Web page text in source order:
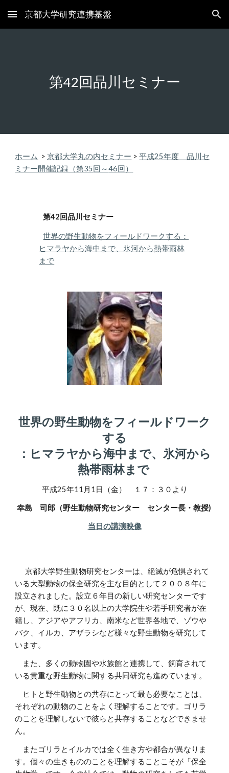
Skip to main content Skip to navigation
京都大学研究連携基盤
第42回品川セミナー
ホーム >京都大学丸の内セミナー >平成25年度 品川セ
ミナー開催記録（第35回～46回）
第42 回品川セミナー
世界の野生動物をフィールドワークする ：
ヒマラヤから海中まで、氷河から熱帯雨林
まで
世界の野生動物をフィールドワーク
する
：ヒマラヤから海中まで、氷河から
熱帯雨林まで
平成25年11 月 1 日（金） １７：３０より
幸島 司郎（野生動物研究センター センター長・教授)
当日の講演映像
京都大学野生動物研究センターは、絶滅が危惧されて
いる大型動物の保全研究を主な目的として２００８年に
設立されました。設立６年目の新しい研究センターです
が、現在、既に３０名以上の大学院生や若手研究者が在
籍し、アジアやアフリカ、南米など世界各地で、ゾウや
バク、イルカ、アザラシなど様々な野生動物を研究して
います。
また、多くの動物園や水族館と連携して、飼育されて
いる貴重な野生動物に関する共同研究も進めています。
ヒトと野生動物との共存にとって最も必要なことは、
それぞれの動物のことをよく理解することです。ゴリラ
のことを理解しないで彼らと共存することなどできませ
ん。
またゴリラとイルカでは全く生き方や都合が異なりま
す。個々の生きもののことを理解することこそが「保全